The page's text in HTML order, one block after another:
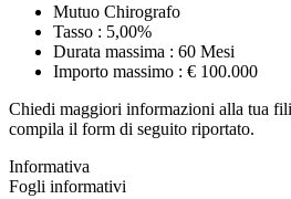
Mutuo Chirografo
Tasso : 5,00%
Durata massima : 60 Mesi
Importo massimo : € 100.000
Chiedi maggiori informazioni alla tua
compila il form di seguito riportato.
Informativa
Fogli informativi